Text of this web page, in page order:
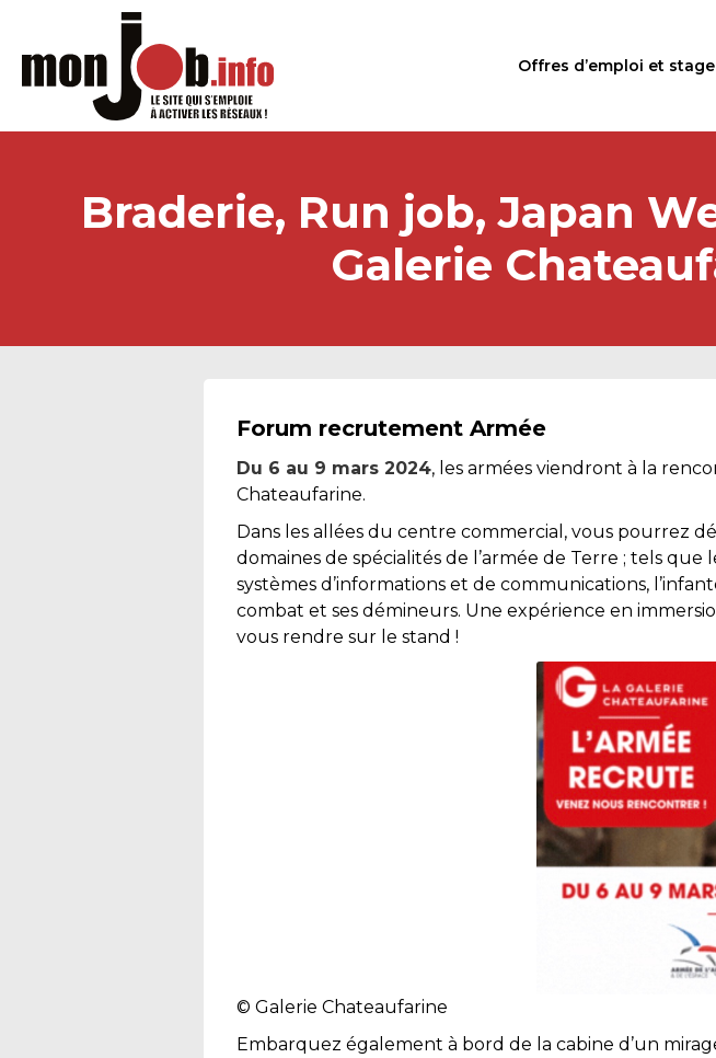
Offres d’emploi et stage
Braderie, Run job, Japan
Galerie
Forum recrutement Armée
Du 6 au 9 mars 2024, les armées viendront à la
Chateaufarine.
Dans les allées du centre commercial, vous pourrez
domaines de spécialités de l’armée de Terre ; tels que
systèmes d’informations et de communications,
combat et ses démineurs. Une expérience en
vous rendre sur le stand !
© Galerie Chateaufarine
Embarquez également à bord de la cabine d’un